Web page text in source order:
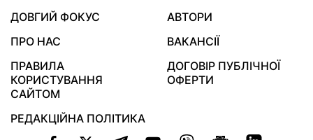
ДОВГИЙ ФОКУС
АВТОРИ
ПРО НАС
ВАКАНСІЇ
ПРАВИЛА
КОРИСТУВАННЯ
САЙТОМ
ДОГОВІР ПУБЛІЧНОЇ
ОФЕРТИ
РЕДАКЦІЙНА ПОЛІТИКА